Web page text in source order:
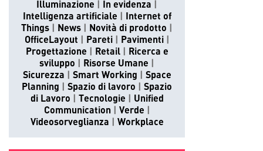
Illuminazione
In evidenza
Intelligenza artificiale
Internet of
Things
News
Novità di prodotto
OfficeLayout
Pareti
Pavimenti
Progettazione
Retail
Ricerca e
sviluppo
Risorse Umane
Sicurezza
Smart Working
Space
Planning
Spazio di lavoro
Spazio
di Lavoro
Tecnologie
Unified
Communication
Verde
Videosorveglianza
Workplace